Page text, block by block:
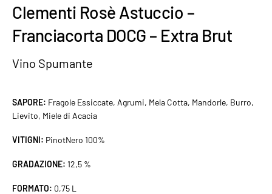
Clementi Rosè Astuccio –
Franciacorta DOCG – Extra Brut
Vino Spumante
SAPORE: Fragole Essiccate, Agrumi, Mela Cotta, Mandorle, Burro,
Lievito, Miele di Acacia
VITIGNI: PinotNero 100%
GRADAZIONE: 12,5 %
FORMATO: 0,75 L